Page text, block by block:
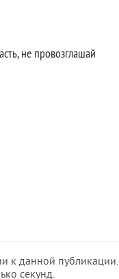
не провозглашай
к данной публикации.
секунд.